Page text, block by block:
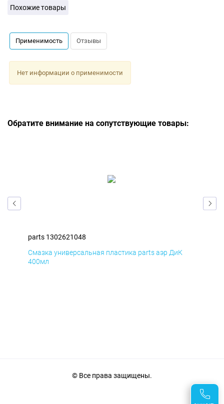
Похожие товары
Применимость Отзывы
Нет информации о применимости
Обратите внимание на сопутствующие товары:
parts 1302621048
Смазка универсальная пластика parts аэр ДиК
400мл
© Все права защищены.